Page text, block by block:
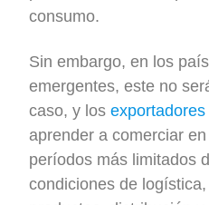
consumo.
Sin embargo, en los
emergentes, este no
caso, y los
aprender a comerciar
períodos más limitados
condiciones de